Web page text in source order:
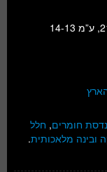
חומרים, חלל
ובינה מלאכותית.